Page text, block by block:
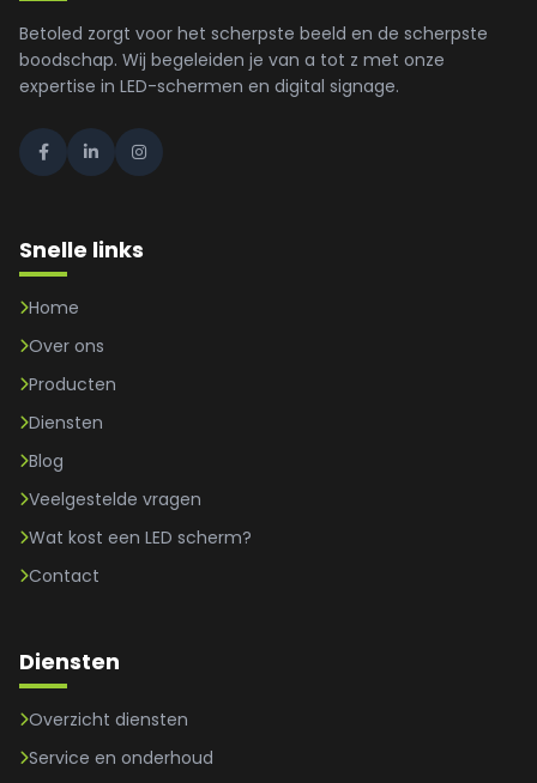
Betoled zorgt voor het scherpste beeld en de scherpste
boodschap. Wij begeleiden je van a tot z met onze
expertise in LED-schermen en digital signage.
Snelle links
Home
Over ons
Producten
Diensten
Blog
Veelgestelde vragen
Wat kost een LED scherm?
Contact
Diensten
Overzicht diensten
Service en onderhoud